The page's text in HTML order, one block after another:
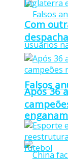
Falsos
Com
Após 36